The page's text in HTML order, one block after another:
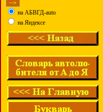
на АБВГД-auto
на Яндексе